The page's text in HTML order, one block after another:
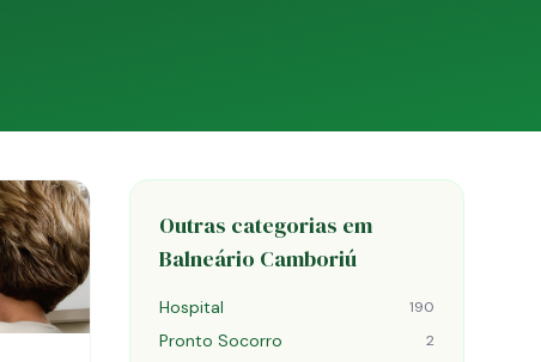
Outras categorias em
Balneário Camboriú
Hospital 190
Pronto Socorro 2